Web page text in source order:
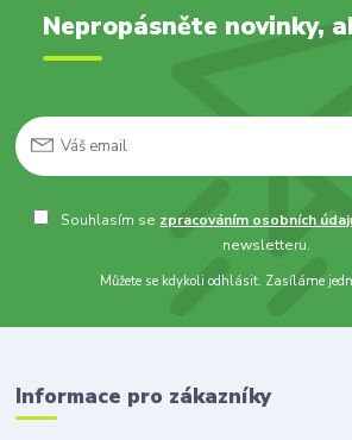
Nepropásněte novinky,
Souhlasím se zpracováním osobních
newsletteru.
Můžete se kdykoli odhlásit. Zasíláme
Informace pro zákazníky